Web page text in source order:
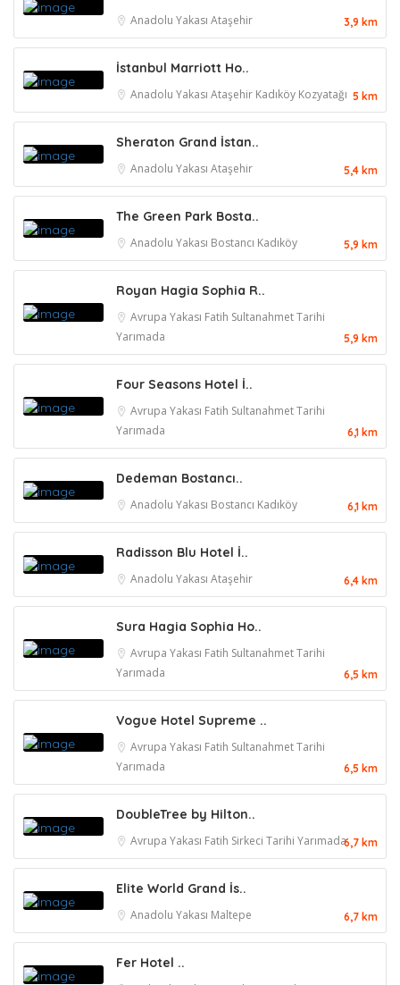
Anadolu Yakası Ataşehir 3,9 km
İstanbul Marriott Ho..
Anadolu Yakası Ataşehir Kadıköy Kozyatağı 5 km
Sheraton Grand İstan..
Anadolu Yakası Ataşehir 5,4 km
The Green Park Bosta..
Anadolu Yakası Bostancı Kadıköy 5,9 km
Royan Hagia Sophia R..
Avrupa Yakası Fatih SultanahmetTarihi
Yarımada
5,9 km
Four Seasons Hotel İ..
Avrupa Yakası Fatih SultanahmetTarihi
Yarımada
6,1 km
Dedeman Bostancı..
Anadolu Yakası Bostancı Kadıköy 6,1 km
Radisson Blu Hotel İ..
Anadolu Yakası Ataşehir 6,4 km
Sura Hagia Sophia Ho..
Avrupa Yakası Fatih SultanahmetTarihi
Yarımada
6,5 km
Vogue Hotel Supreme ..
Avrupa Yakası Fatih SultanahmetTarihi
Yarımada
6,5 km
DoubleTree by Hilton..
Avrupa Yakası Fatih Sirkeci Tarihi Yarımada6,7 km
Elite World Grand İs..
Anadolu Yakası Maltepe 6,7 km
Fer Hotel ..